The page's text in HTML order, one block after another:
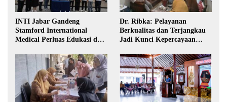
INTI Jabar Gandeng
Stamford International
Medical Perluas Edukasi dan
Dr. Ribka: Pelayanan
Berkualitas dan Terjangkau
Jadi Kunci Kepercayaan